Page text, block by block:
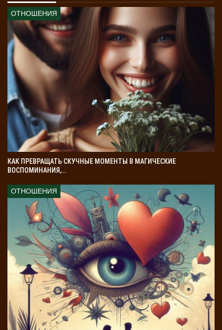
ОТНОШЕНИЯ
КАК ПРЕВРАЩАТЬ СКУЧНЫЕ МОМЕНТЫ В МАГИЧЕСКИЕ
ВОСПОМИНАНИЯ,…
ОТНОШЕНИЯ